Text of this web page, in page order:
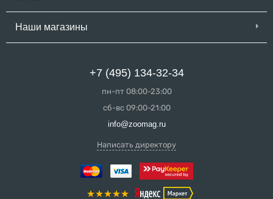
Наши магазины
+7 (495) 134-32-34
пн-пт 08:00-23:00
сб-вс 09:00-21:00
info@zoomag.ru
Написать директору